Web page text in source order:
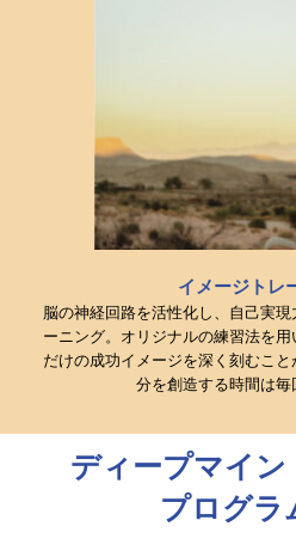
イメージトレ
脳の神経回路を活性化し、自己実
ーニング。オリジナルの練習法を
だけの成功イメージを深く刻むこ
分を創造する時間は毎
ディープマイ
プログラ